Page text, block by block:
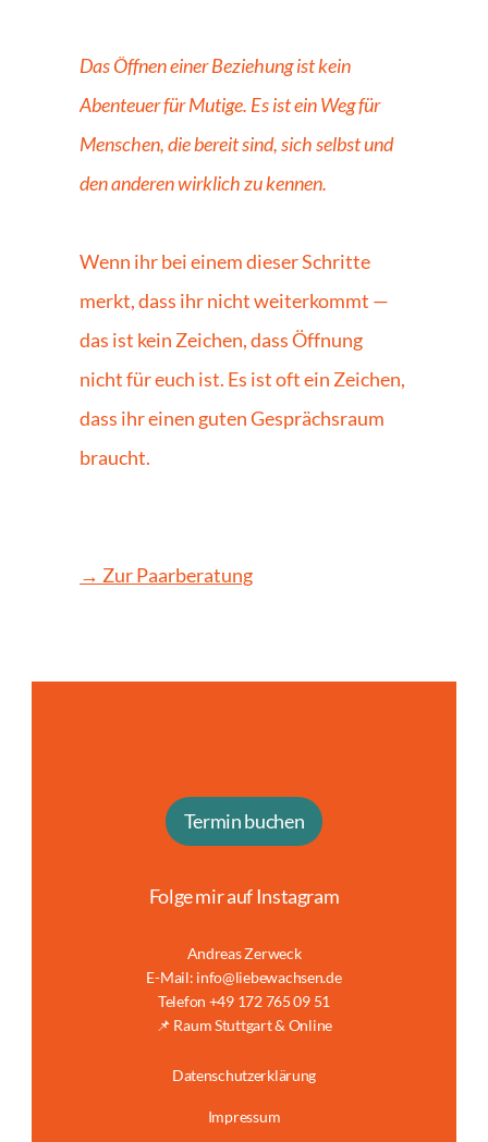
Das Öffnen einer Beziehung ist kein
Abenteuer für Mutige. Es ist ein Weg für
Menschen, die bereit sind, sich selbst und
den anderen wirklich zu kennen.
Wenn ihr bei einem dieser Schritte
merkt, dass ihr nicht weiterkommt —
das ist kein Zeichen, dass Öffnung
nicht für euch ist. Es ist oft ein Zeichen,
dass ihr einen guten Gesprächsraum
braucht.
→ Zur Paarberatung
Termin buchen
Folge mir auf Instagram
Andreas Zerweck
E-Mail: info@liebewachsen.de
Telefon +49 172 765 09 51
📌 Raum Stuttgart & Online
Datenschutzerklärung
Impressum